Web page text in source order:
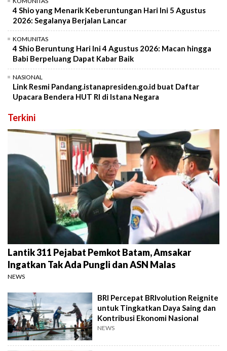
4 Shio yang Menarik Keberuntungan Hari Ini 5 Agustus
2026: Segalanya Berjalan Lancar
KOMUNITAS
4 Shio Beruntung Hari Ini 4 Agustus 2026: Macan hingga
Babi Berpeluang Dapat Kabar Baik
NASIONAL
Link Resmi Pandang.istanapresiden.go.id buat Daftar
Upacara Bendera HUT RI di Istana Negara
Terkini
Lantik 311 Pejabat Pemkot Batam, Amsakar
Ingatkan Tak Ada Pungli dan ASN Malas
NEWS
BRI Percepat BRIvolution Reignite
untuk Tingkatkan Daya Saing dan
Kontribusi Ekonomi Nasional
NEWS